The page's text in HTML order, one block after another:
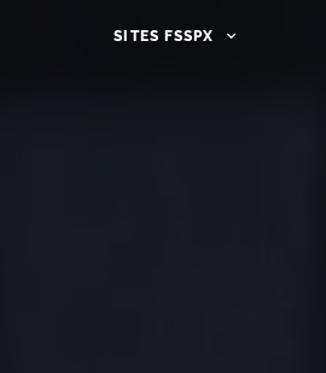
SITES FSSPX